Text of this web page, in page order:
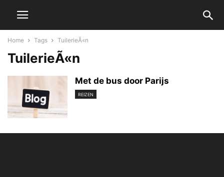
Home Tags TuilerieÃ«n
TuilerieÃ«n
Met de bus door Parijs
REIZEN